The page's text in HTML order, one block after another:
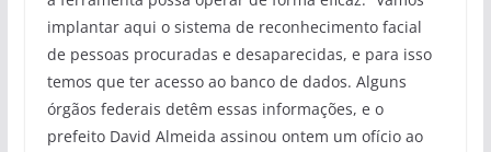
implantar aqui o sistema de reconhecimento facial
de pessoas procuradas e desaparecidas, e para isso
temos que ter acesso ao banco de dados. Alguns
órgãos federais detêm essas informações, e o
prefeito David Almeida assinou ontem um ofício ao